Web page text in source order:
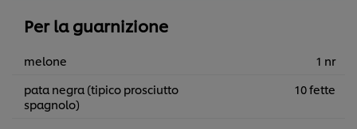
Per la guarnizione
melone
1 nr
pata negra (tipico prosciutto
spagnolo)
10 fette